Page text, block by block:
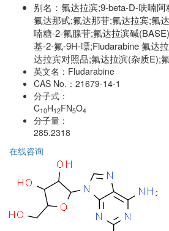
别名： 氟达拉滨;9-beta-D-呋喃
氟达那甙;氟达那苷;氟达拉宾;氟
喃糖-2-氟腺苷;氟达拉滨碱
基-2-氟-9H-嘌;Fludarabine 氟达
达拉宾对照品;氟达拉滨(杂质E);
英文名： Fludarabine
CAS No.： 21679-14-1
分子式：
C10H12FN5O4
分子量：
285.2318
在线咨询